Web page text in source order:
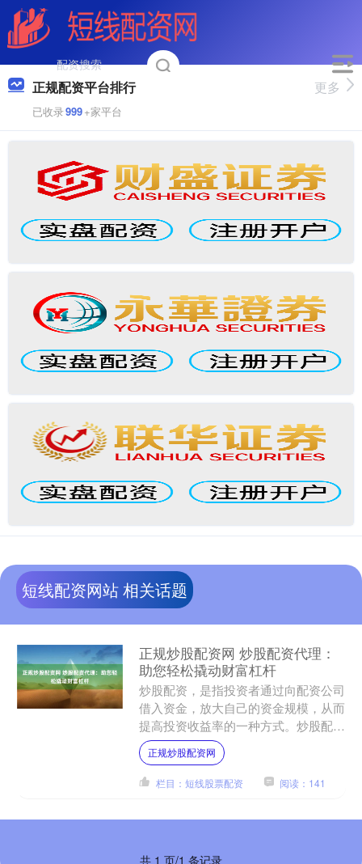
正规配资平台排行
已收录999+家平台
更多
短线配资网站 相关话题
正规炒股配资网 炒股配资代理：
助您轻松撬动财富杠杆
炒股配资，是指投资者通过向配资公司
借入资金，放大自己的资金规模，从而
提高投资收益率的一种方式。炒股配资
代理正规炒股配资网，则是为投资者提
供配资服务的中间人。 股....
正规炒股配资网
栏目：短线股票配资 阅读：141
共 1 页/1 条记录